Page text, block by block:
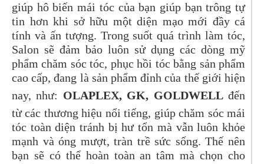
giúp hô biến mái tóc của bạn giúp bạn trông tự
tin hơn khi sở hữu một diện mạo mới đầy cá
tính và ấn tượng. Trong suốt quá trình làm tóc,
Salon sẽ đảm bảo luôn sử dụng các dòng mỹ
phẩm chăm sóc tóc, phục hồi tóc bằng sản phẩm
cao cấp, đang là sản phẩm đỉnh của thế giới hiện
nay, như: OLAPLEX, GK, GOLDWELLđến
từ các thương hiệu nổi tiếng, giúp chăm sóc mái
tóc toàn diện tránh bị hư tổn mà vẫn luôn khỏe
mạnh và óng mượt, tràn trề sức sống. Thế nên
bạn sẽ có thể hoàn toàn an tâm mà chọn cho